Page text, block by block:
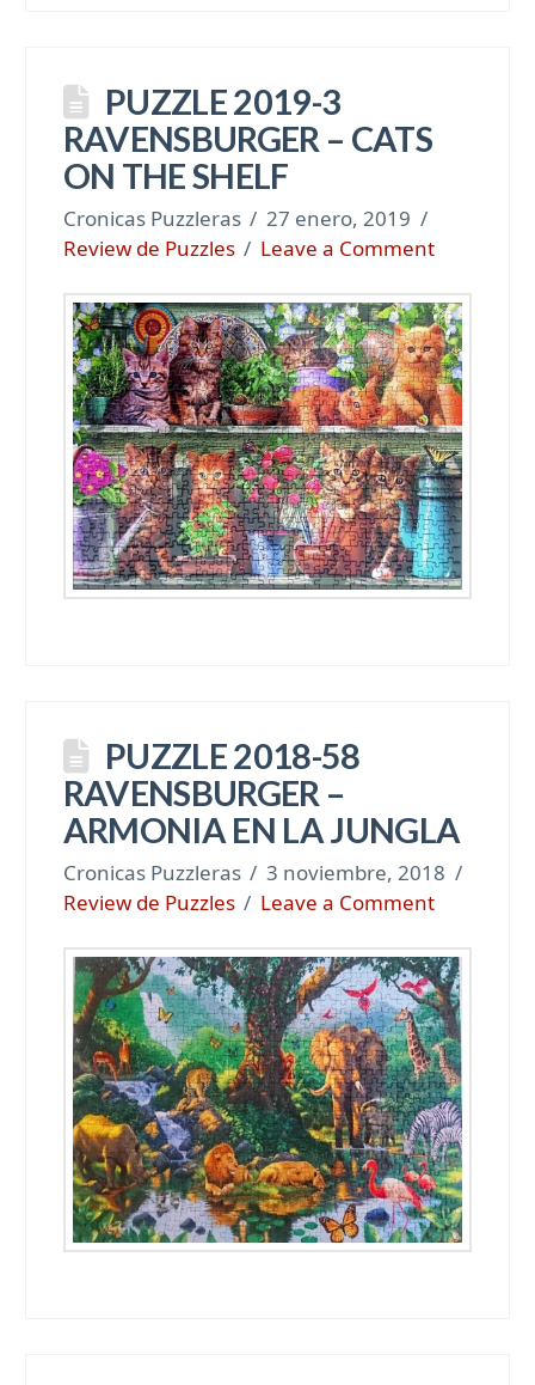
PUZZLE 2019-3
RAVENSBURGER – CATS
ON THE SHELF
Cronicas Puzzleras
27 enero, 2019
Review de Puzzles
Leave a Comment
PUZZLE 2018-58
RAVENSBURGER –
ARMONIA EN LA JUNGLA
Cronicas Puzzleras
3 noviembre, 2018
Review de Puzzles
Leave a Comment